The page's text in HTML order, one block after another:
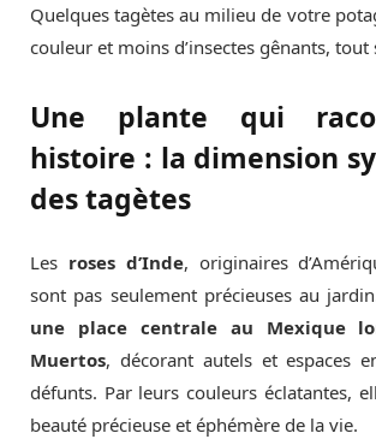
Quelques tagètes au milieu de votre
couleur et moins d’insectes gênants,
Une plante qui
histoire : la dimension
des tagètes
Les roses d’Inde, originaires
sont pas seulement précieuses au
une place centrale au Mexique
Muertos, décorant autels et espaces
défunts. Par leurs couleurs éclatantes,
beauté précieuse et éphémère de la vie.